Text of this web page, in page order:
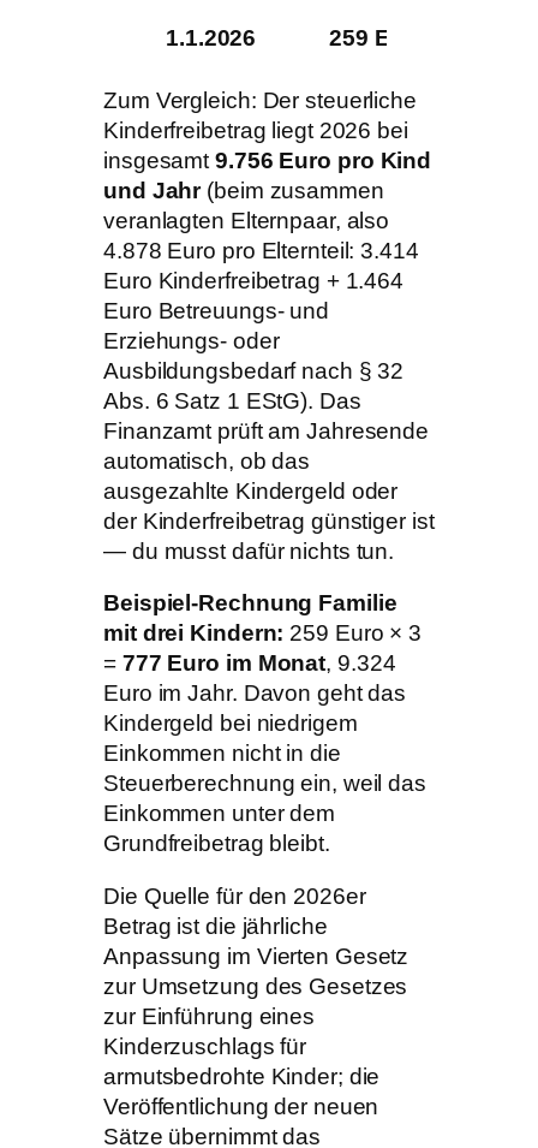
1.1.2026
259 Euro
Zum Vergleich: Der steuerliche
Kinderfreibetrag liegt 2026 bei
insgesamt9.756 Euro pro Kind
und Jahr(beim zusammen
veranlagten Elternpaar, also
4.878 Euro pro Elternteil: 3.414
Euro Kinderfreibetrag + 1.464
Euro Betreuungs- und
Erziehungs- oder
Ausbildungsbedarf nach § 32
Abs. 6 Satz 1 EStG). Das
Finanzamt prüft am Jahresende
automatisch, ob das
ausgezahlte Kindergeld oder
der Kinderfreibetrag günstiger ist
— du musst dafür nichts tun.
Beispiel-Rechnung Familie
mit drei Kindern: 259 Euro × 3
= 777 Euro im Monat, 9.324
Euro im Jahr. Davon geht das
Kindergeld bei niedrigem
Einkommen nicht in die
Steuerberechnung ein, weil das
Einkommen unter dem
Grundfreibetrag bleibt.
Die Quelle für den 2026er
Betrag ist die jährliche
Anpassung im Vierten Gesetz
zur Umsetzung des Gesetzes
zur Einführung eines
Kinderzuschlags für
armutsbedrohte Kinder; die
Veröffentlichung der neuen
Sätze übernimmt das